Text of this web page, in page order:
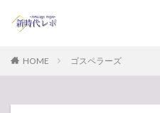
HOME ゴスペラーズ